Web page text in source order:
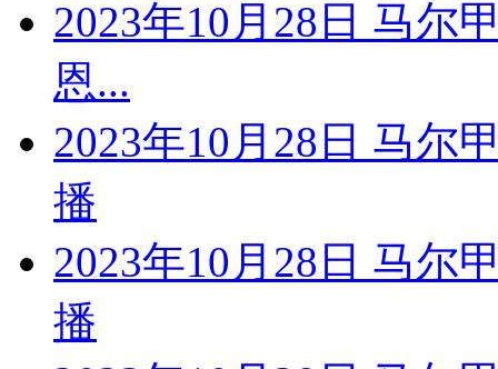
2023年10月28日 马尔
恩...
2023年10月28日 马尔
播
2023年10月28日 马尔
播